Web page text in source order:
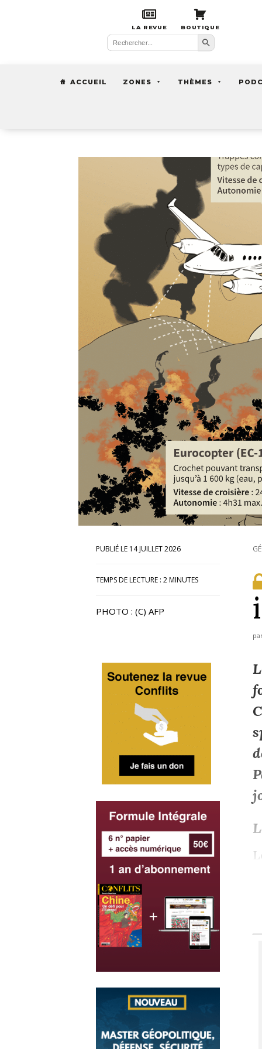
LA REVUE BOUTIQUE
Search
for:
Search Button
ACCUEIL ZONES THÈMES
14 JUILLET 2026
TEMPS DE LECTURE : 2 MINUTES
PHOTO : (C) AFP